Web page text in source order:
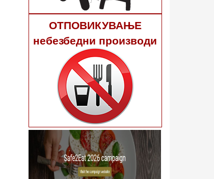
ОТПОВИКУВАЊЕ
небезбедни производи